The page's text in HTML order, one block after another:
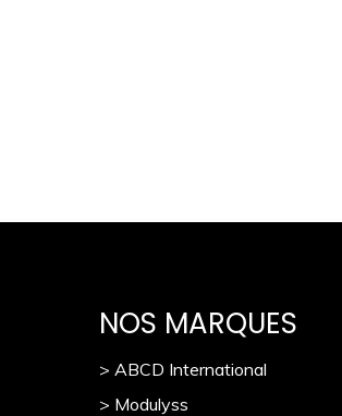
NOS MARQUES
> ABCD International
> Modulyss